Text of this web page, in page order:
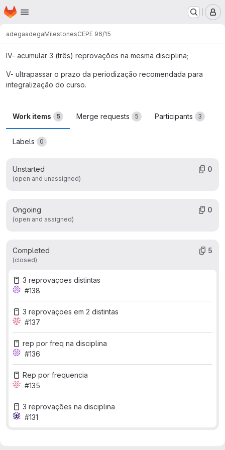
Skip to main content
Homepage
adegaadegaMilestonesCEPE 96/15
frequência;
disciplinas obrigatórias distintas;
IV- acumular 3 (três) reprovações na mesma disciplina;
V- ultrapassar o prazo da periodização recomendada para
integralização do curso.
Work items 5 Merge requests 5 Participants 3
Labels 0
Unstarted
(open and unassigned)
0
Ongoing
(open and assigned)
0
Completed
(closed)
5
3 reprovaçoes distintas
#138
3 reprovaçoes em 2 distintas
#137
rep por freq na disciplina
#136
Rep por frequencia
#135
3 reprovações na disciplina
#131